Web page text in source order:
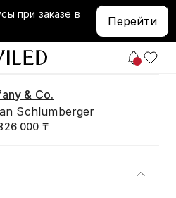
при заказе в
Перейти
& Co.
Schlumberger
000 ₸